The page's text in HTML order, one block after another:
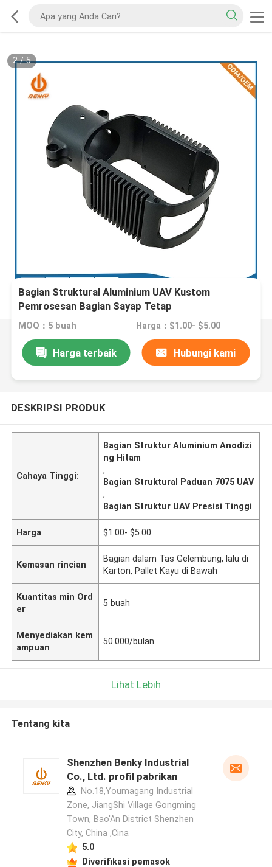
2/5
Bagian Struktural Aluminium UAV Kustom
Pemrosesan Bagian Sayap Tetap
MOQ：5 buah Harga：$1.00- $5.00
Harga terbaik Hubungi kami
DESKRIPSI PRODUK
Cahaya Tinggi:
Bagian Struktur Aluminium Anodizi
ng Hitam
,
Bagian Struktural Paduan 7075 UAV
,
Bagian Struktur UAV Presisi Tinggi
Harga $1.00- $5.00
Kemasan rincian
Bagian dalam Tas Gelembung, lalu di
Karton, Pallet Kayu di Bawah
Kuantitas min Ord
er
5 buah
Menyediakan kem
ampuan
50.000/bulan
Lihat Lebih
Tentang kita
Shenzhen Benky Industrial
Co., Ltd. profil pabrikan
No.18,Youmagang Industrial
Zone, JiangShi Village Gongming
Town, Bao'An District Shenzhen
City, China ,Cina
5.0
Diverifikasi pemasok